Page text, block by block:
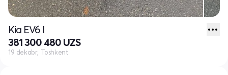
Kia EV6 I
381 300 480 UZS
19 dekabr, Toshkent